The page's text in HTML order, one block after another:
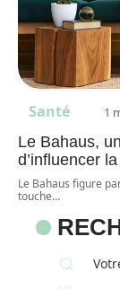
Santé 1
Le Bahaus,
d’influencer
Le Bahaus figure
touche…